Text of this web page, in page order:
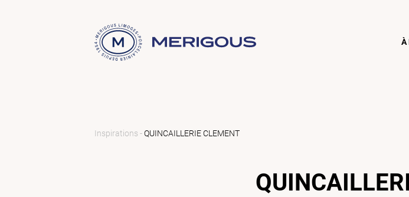
À
Inspirations -QUINCAILLERIE CLEMENT